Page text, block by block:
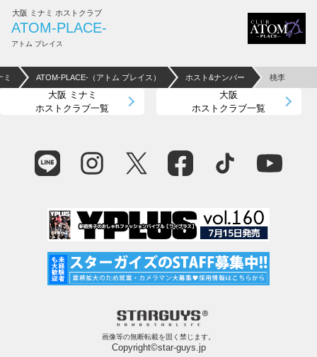
大阪 ミナミ ホストクラブ
ATOM-PLACE-
アトム プレイス
ミ ATOM-PLACE-（アトム プレイス） ホスト&ナンバー 桃李
大阪 ミナミ
ホストクラブ一覧
大阪
ホストクラブ一覧
画像等の無断転載を固く禁じます。
Copyright©star-guys.jp